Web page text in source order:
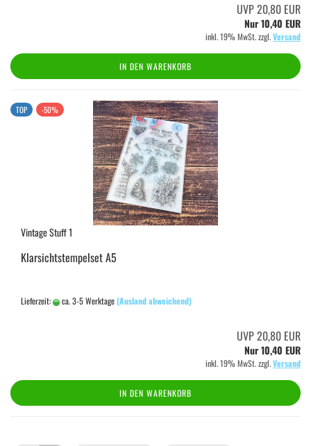
UVP 20,80 EUR
Nur 10,40 EUR
inkl. 19% MwSt. zzgl.Versand
IN DEN WARENKORB
TOP -50%
Vintage Stuff 1
Klarsichtstempelset A5
Lieferzeit: ca. 3-5 Werktage(Ausland abweichend)
UVP 20,80 EUR
Nur 10,40 EUR
inkl. 19% MwSt. zzgl.Versand
IN DEN WARENKORB